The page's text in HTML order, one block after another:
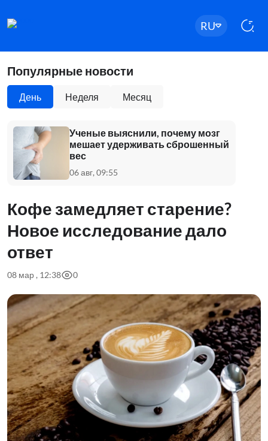
RU
Популярные новости
День Неделя Месяц
Ученые выяснили, почему мозг
мешает удерживать сброшенный
вес
06 авг, 09:55
Кофе замедляет старение?
Новое исследование дало
ответ
08 мар , 12:38 0